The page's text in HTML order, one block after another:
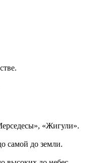
«Жигули».
самой до земли.